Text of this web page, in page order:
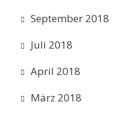
September 2018
Juli 2018
April 2018
März 2018